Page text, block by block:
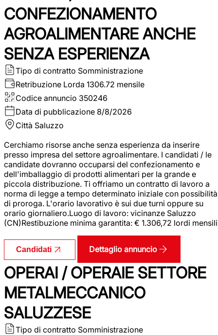
CONFEZIONAMENTO
AGROALIMENTARE ANCHE
SENZA ESPERIENZA
Tipo di contratto Somministrazione
Retribuzione Lorda 1306.72 mensile
Codice annuncio 350246
Data di pubblicazione 8/8/2026
Città Saluzzo
Cerchiamo risorse anche senza esperienza da inserire
presso impresa del settore agroalimentare. I candidati / le
candidate dovranno occuparsi del confezionamento e
dell'imballaggio di prodotti alimentari per la grande e
piccola distribuzione. Ti offriamo un contratto di lavoro a
norma di legge a tempo determinato iniziale con possibilità
di proroga. L'orario lavorativo è sui due turni oppure su
orario giornaliero.Luogo di lavoro: vicinanze Saluzzo
(CN)Restibuzione minima garantita: € 1.306,72 lordi mensili
Candidati Dettaglio annuncio
OPERAI / OPERAIE SETTORE
METALMECCANICO
SALUZZESE
Tipo di contratto Somministrazione